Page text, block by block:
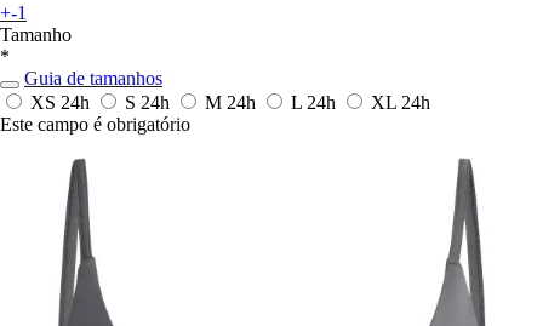
+-1
Tamanho
*
Guia de tamanhos
XS 24h S 24h M 24h L 24h XL 24h
Este campo é obrigatório